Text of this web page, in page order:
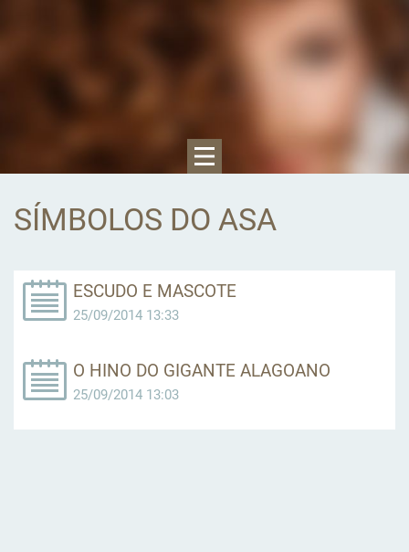
SÍMBOLOS DO ASA
ESCUDO E MASCOTE
25/09/2014 13:33
O HINO DO GIGANTE ALAGOANO
25/09/2014 13:03